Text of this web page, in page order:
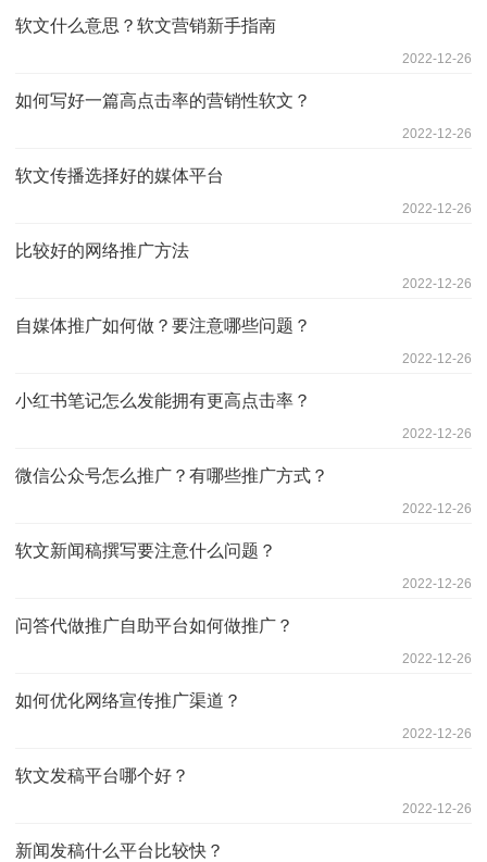
软文什么意思？软文营销新手指南
2022-12-26
如何写好一篇高点击率的营销性软文？
2022-12-26
软文传播选择好的媒体平台
2022-12-26
比较好的网络推广方法
2022-12-26
自媒体推广如何做？要注意哪些问题？
2022-12-26
小红书笔记怎么发能拥有更高点击率？
2022-12-26
微信公众号怎么推广？有哪些推广方式？
2022-12-26
软文新闻稿撰写要注意什么问题？
2022-12-26
问答代做推广自助平台如何做推广？
2022-12-26
如何优化网络宣传推广渠道？
2022-12-26
软文发稿平台哪个好？
2022-12-26
新闻发稿什么平台比较快？